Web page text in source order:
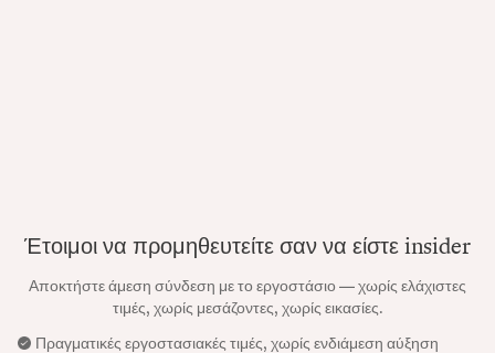
Έτοιμοι να προμηθευτείτε σαν να είστε insider
Αποκτήστε άμεση σύνδεση με το εργοστάσιο — χωρίς ελάχιστες
τιμές, χωρίς μεσάζοντες, χωρίς εικασίες.
Πραγματικές εργοστασιακές τιμές, χωρίς ενδιάμεση αύξηση